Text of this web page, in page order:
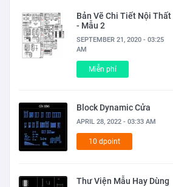
Bản Vẽ Chi Tiết Nội Thất
- Mẫu 2
SEPTEMBER 21, 2020 - 03:25
AM
Miễn phí
Block Dynamic Cửa
APRIL 28, 2022 - 03:33 AM
10 dpoint
Thư Viện Mẫu Hay Dùng